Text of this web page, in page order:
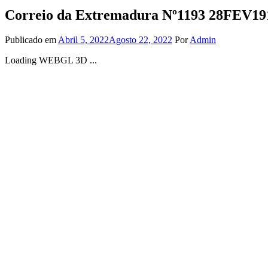
Correio da Extremadura Nº1193
Publicado emAbril 5, 2022Agosto 22, 2022 PorAdmin
Loading WEBGL 3D ...